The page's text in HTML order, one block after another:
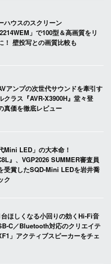
ハウスのスクリーン
」で100型＆高画質をリ
！ 壁投写との画質比較も
アンプの次世代サウンドを牽引す
クラス『AVR-X3900H』堂々登
真価を徹底レビュー
Mini LED」の大本命！
』、VGP2026 SUMMER審査員
受賞したSQD-Mini LEDを岩井喬
ク
ほしくなる小回りの効くHi-Fi音
C／Bluetooth対応のクリエイテ
」アクティブスピーカーをチェ